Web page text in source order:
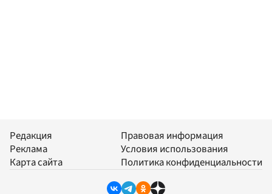
Редакция
Реклама
Карта сайта
Правовая информация
Условия использования
Политика конфиденциальности